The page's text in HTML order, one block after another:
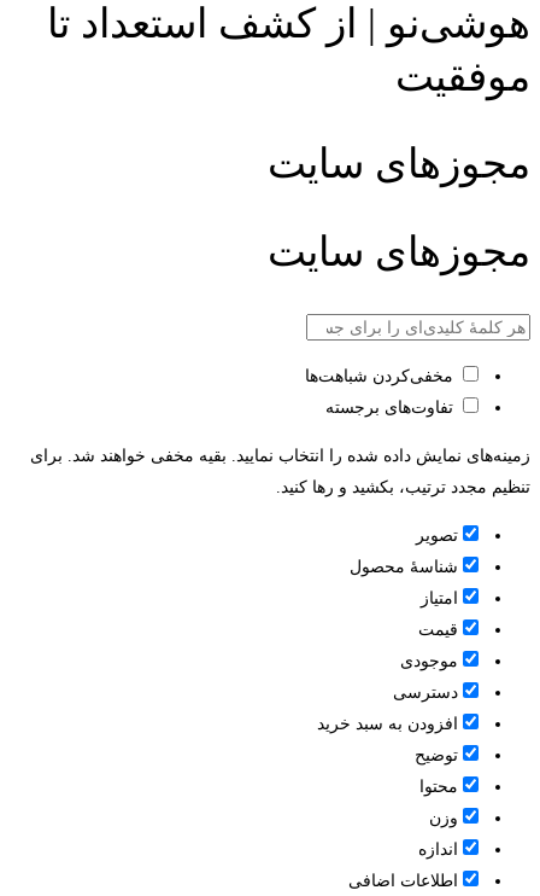
هوشی‌نو | از کشف استعداد تا
موفقیت
مجوزهای سایت
مجوزهای سایت
مخفی‌کردن شباهت‌ها
تفاوت‌های برجسته
زمینه‌های نمایش داده شده را انتخاب نمایید. بقیه مخفی خواهند شد. برای
تنظیم مجدد ترتیب، بکشید و رها کنید.
تصویر
شناسۀ محصول
امتیاز
قيمت
موجودی
دسترسی
افزودن به سبد خرید
توضیح
محتوا
وزن
اندازه
اطلاعات اضافی